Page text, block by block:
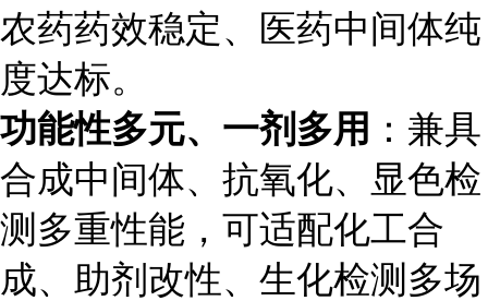
农药药效稳定、医药中间体纯
度达标。
功能性多元、一剂多用 ：兼具
合成中间体、抗氧化、显色检
测多重性能，可适配化工合
成、助剂改性、生化检测多场